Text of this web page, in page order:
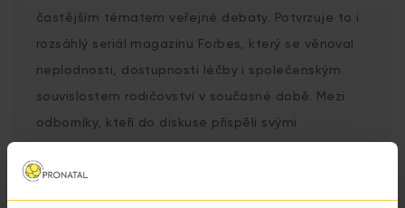
častějším tématem veřejné debaty. Potvrzuje to i
rozsáhlý seriál magazínu Forbes, který se věnoval
neplodnosti, dostupnosti léčby i společenským
souvislostem rodičovství v současné době. Mezi
odborníky, kteří do diskuse přispěli svými
skupiny PRONATAL.